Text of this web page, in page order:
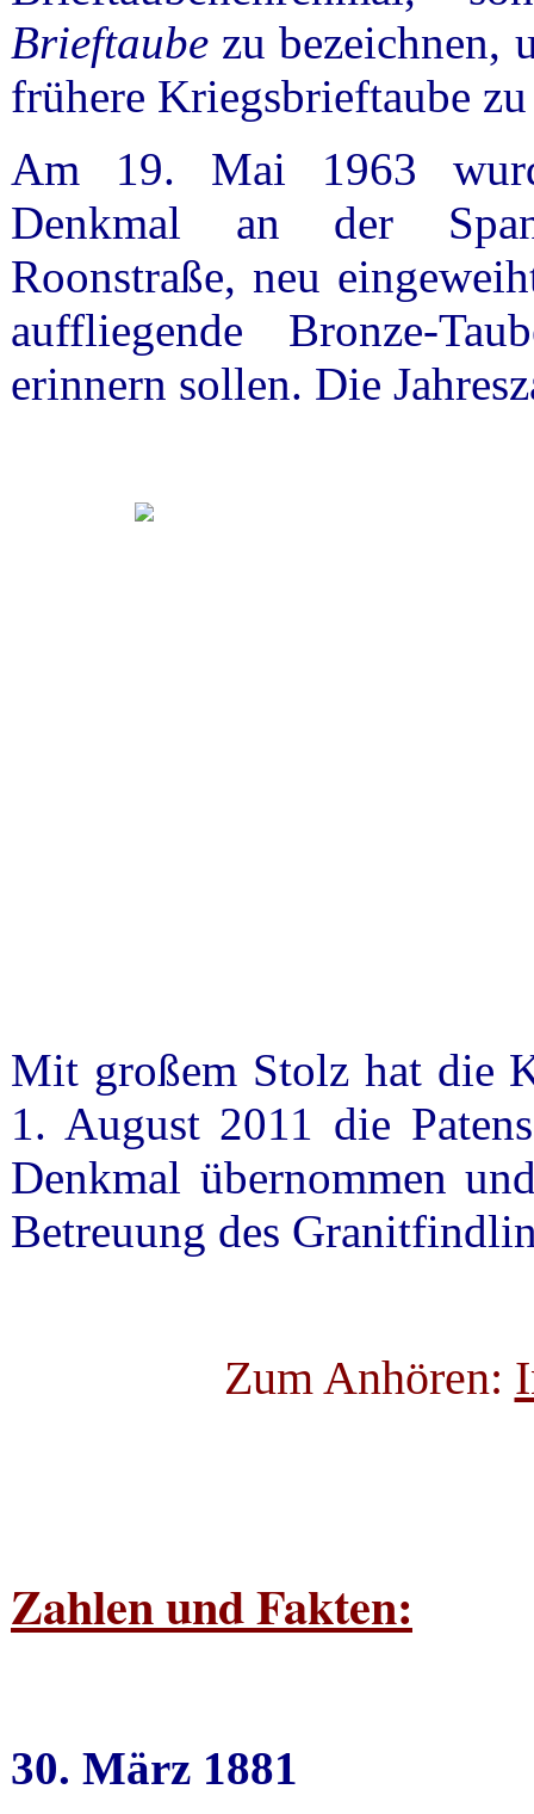
Brieftaube zu bezeichnen,
frühere Kriegsbrieftaube
Am 19. Mai 1963
Denkmal an der
Roonstraße, neu
auffliegende Bronze-
erinnern sollen. Die
Mit großem Stolz hat die
1. August 2011 die
Denkmal übernommen
Betreuung des
Zum Anhören:
Zahlen und Fakten:
30. März 1881